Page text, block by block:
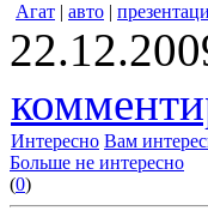
Агат | авто |
Интересно Вам
Больше не интересно
(0)